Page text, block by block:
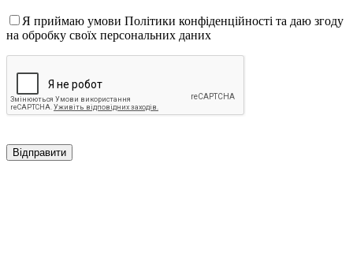
Я приймаю умови Політики конфіденційності та даю згоду
на обробку своїх персональних даних